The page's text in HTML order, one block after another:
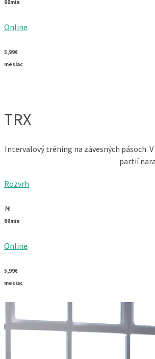
60min
Online
5,99€
mesiac
TRX
Intervalový tréning na závesných pásoch.
partií
Rozvrh
7€
60min
Online
5,99€
mesiac